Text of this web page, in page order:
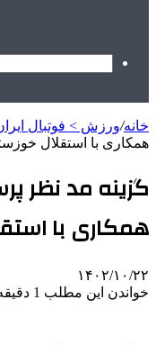
خانه/ورزش > فوتبال
همکاری با استقلال
گزینه مد نظر
همکاری با
۱۴۰۲/۱۰/۲۲
خواندن این مطلب 1 دقیقه زمان میبرد